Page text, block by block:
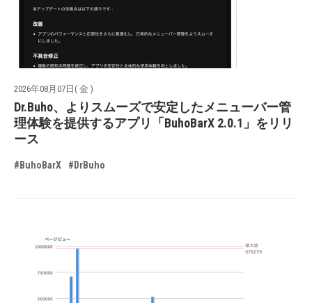
2026年08月07日( 金 )
Dr.Buho、よりスムーズで安定したメニューバー管
理体験を提供するアプリ「BuhoBarX 2.0.1」をリリ
ース
#BuhoBarX #DrBuho